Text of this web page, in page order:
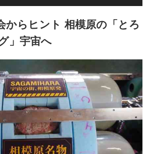
からヒント 相模原の「とろ
」宇宙へ